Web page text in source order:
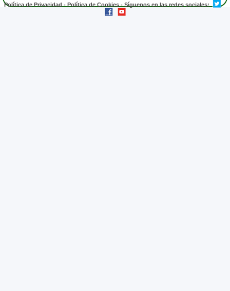
Política de Privacidad - Política de Cookies - Síguenos en las redes sociales: